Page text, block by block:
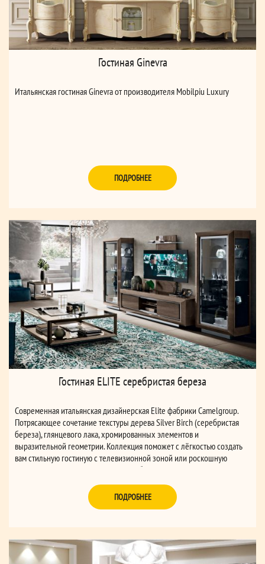
Гостиная Ginevra
Итальянская гостиная Ginevra от производителя Mobilpiu Luxury
ПОДРОБНЕЕ
Гостиная ELITE серебристая береза
Современная итальянская дизайнерская Elite фабрики Camelgroup.
Потрясающее сочетание текстуры дерева Silver Birch (серебристая
береза), глянцевого лака, хромированных элементов и
выразительной геометрии. Коллекция поможет с лёгкостью создать
вам стильную гостиную с телевизионной зоной или роскошную
столовую, при этом практичную и удобную.
ПОДРОБНЕЕ